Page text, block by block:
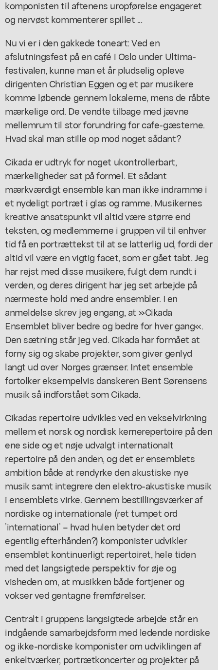
komponisten til aftenens uropførelse engageret
og nervøst kommenterer spillet ...
Nu vi er i den gakkede toneart: Ved en
afslutningsfest på en café i Oslo under Ultima-
festivalen, kunne man et år pludselig opleve
dirigenten Christian Eggen og et par musikere
komme løbende gennem lokalerne, mens de råbte
mærkelige ord. De vendte tilbage med jævne
mellemrum til stor forundring for cafe-gæsterne.
Hvad skal man stille op mod noget sådant?
Cikada er udtryk for noget ukontrollerbart,
mærkeligheder sat på formel. Et sådant
mærkværdigt ensemble kan man ikke indramme i
et nydeligt portræt i glas og ramme. Musikernes
kreative ansatspunkt vil altid være større end
teksten, og medlemmerne i gruppen vil til enhver
tid få en portrættekst til at se latterlig ud, fordi der
altid vil være en vigtig facet, som er gået tabt. Jeg
har rejst med disse musikere, fulgt dem rundt i
verden, og deres dirigent har jeg set arbejde på
nærmeste hold med andre ensembler. I en
anmeldelse skrev jeg engang, at »Cikada
Ensemblet bliver bedre og bedre for hver gang«.
Den sætning står jeg ved. Cikada har formået at
forny sig og skabe projekter, som giver genlyd
langt ud over Norges grænser. Intet ensemble
fortolker eksempelvis danskeren Bent Sørensens
musik så indforstået som Cikada.
Cikadas repertoire udvikles ved en vekselvirkning
mellem et norsk og nordisk kernerepertoire på den
ene side og et nøje udvalgt internationalt
repertoire på den anden, og det er ensemblets
ambition både at rendyrke den akustiske nye
musik samt integrere den elektro-akustiske musik
i ensemblets virke. Gennem bestillingsværker af
nordiske og internationale (ret tumpet ord
’international’ – hvad hulen betyder det ord
egentlig efterhånden?) komponister udvikler
ensemblet kontinuerligt repertoiret, hele tiden
med det langsigtede perspektiv for øje og
visheden om, at musikken både fortjener og
vokser ved gentagne fremførelser.
Centralt i gruppens langsigtede arbejde står en
indgående samarbejdsform med ledende nordiske
og ikke-nordiske komponister om udviklingen af
enkeltværker, portrætkoncerter og projekter på